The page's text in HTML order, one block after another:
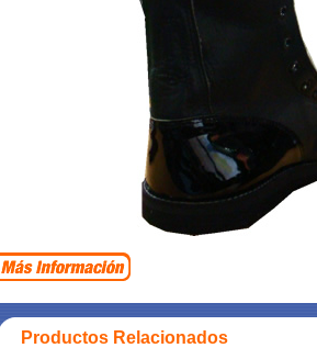
Productos Relacionados